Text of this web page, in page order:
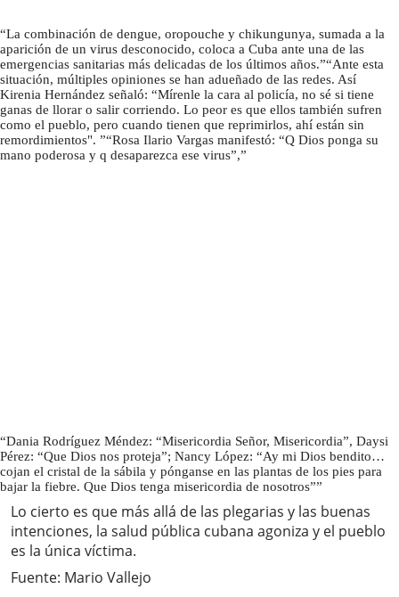
La combinación de dengue, oropouche y chikungunya, sumada a la
aparición de un virus desconocido, coloca a Cuba ante una de las
emergencias sanitarias más delicadas de los últimos años.
Ante esta
situación, múltiples opiniones se han adueñado de las redes. Así
Kirenia Hernández señaló: “Mírenle la cara al policía, no sé si tiene
ganas de llorar o salir corriendo. Lo peor es que ellos también sufren
como el pueblo, pero cuando tienen que reprimirlos, ahí están sin
remordimientos".
Rosa Ilario Vargas manifestó: “Q Dios ponga su
mano poderosa y q desaparezca ese virus”,
Dania Rodríguez Méndez: “Misericordia Señor, Misericordia”, Daysi
Pérez: “Que Dios nos proteja”; Nancy López: “Ay mi Dios bendito…
cojan el cristal de la sábila y pónganse en las plantas de los pies para
bajar la fiebre. Que Dios tenga misericordia de nosotros”
Lo cierto es que más allá de las plegarias y las buenas
intenciones, la salud pública cubana agoniza y el pueblo
es la única víctima.
Fuente: Mario Vallejo